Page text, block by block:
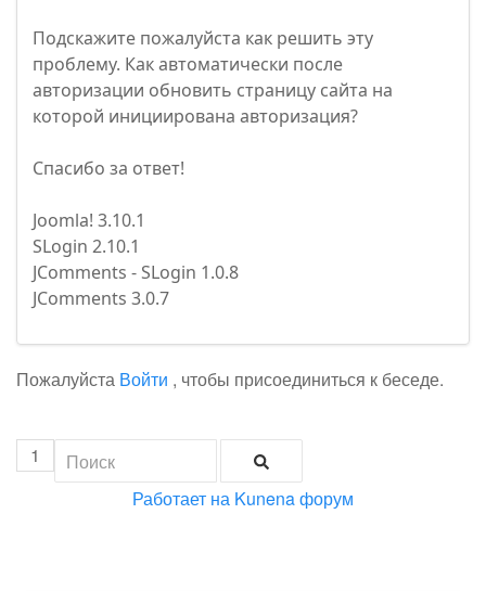
Подскажите пожалуйста как решить эту
проблему. Как автоматически после
авторизации обновить страницу сайта на
которой инициирована авторизация?
Спасибо за ответ!
Joomla! 3.10.1
SLogin 2.10.1
JComments - SLogin 1.0.8
JComments 3.0.7
Пожалуйста Войти , чтобы присоединиться к беседе.
1
Работает на Kunena форум